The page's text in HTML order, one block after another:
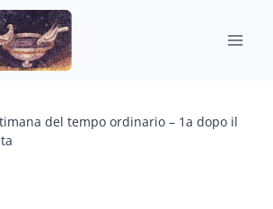
del tempo ordinario – 1a dopo il